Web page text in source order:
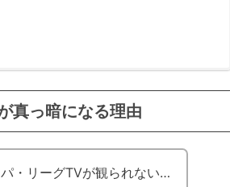
真っ暗になる理由
・リーグTVが観られない…